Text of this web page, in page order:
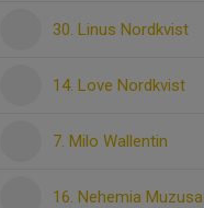
30. Linus Nordkvist
14. Love Nordkvist
7. Milo Wallentin
16. Nehemia Muzusa